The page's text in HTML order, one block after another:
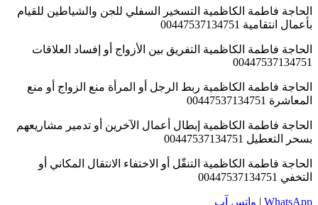
الحاجة فاطمة الكاظمية التسخير السفلي للجن والشياطين للقيام
بأعمال انتقامية 00447537134751
الحاجة فاطمة الكاظمية التفريق بين الأزواج أو إفساد العلاقات
00447537134751
الحاجة فاطمة الكاظمية ربط الرجل أو المرأة منع الزواج أو منع
المعاشرة 00447537134751
الحاجة فاطمة الكاظمية إبطال أعمال الآخرين أو تدمير مشاريعهم
بسحر التعطيل 00447537134751
الحاجة فاطمة الكاظمية التنقّل أو الاختفاء الانتقال المكاني أو
التخفي 00447537134751
WhatsApp
| واتس آب